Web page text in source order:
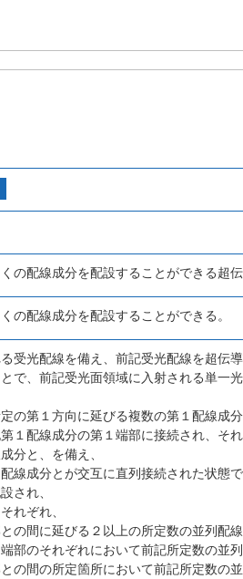
の配線成分を配設することができる超
の配線成分を配設することができる。
受光配線を備え、前記受光配線を超伝
で、前記受光面領域に入射される単一
の第１方向に延びる複数の第１配線成分
１配線成分の第１端部に接続され、そ
分と、を備え、
線成分とが交互に直列接続された状態
され、
れぞれ、
の間に延びる２以上の所定数の並列配線
部のそれぞれにおいて前記所定数の並
の間の所定箇所において前記所定数の